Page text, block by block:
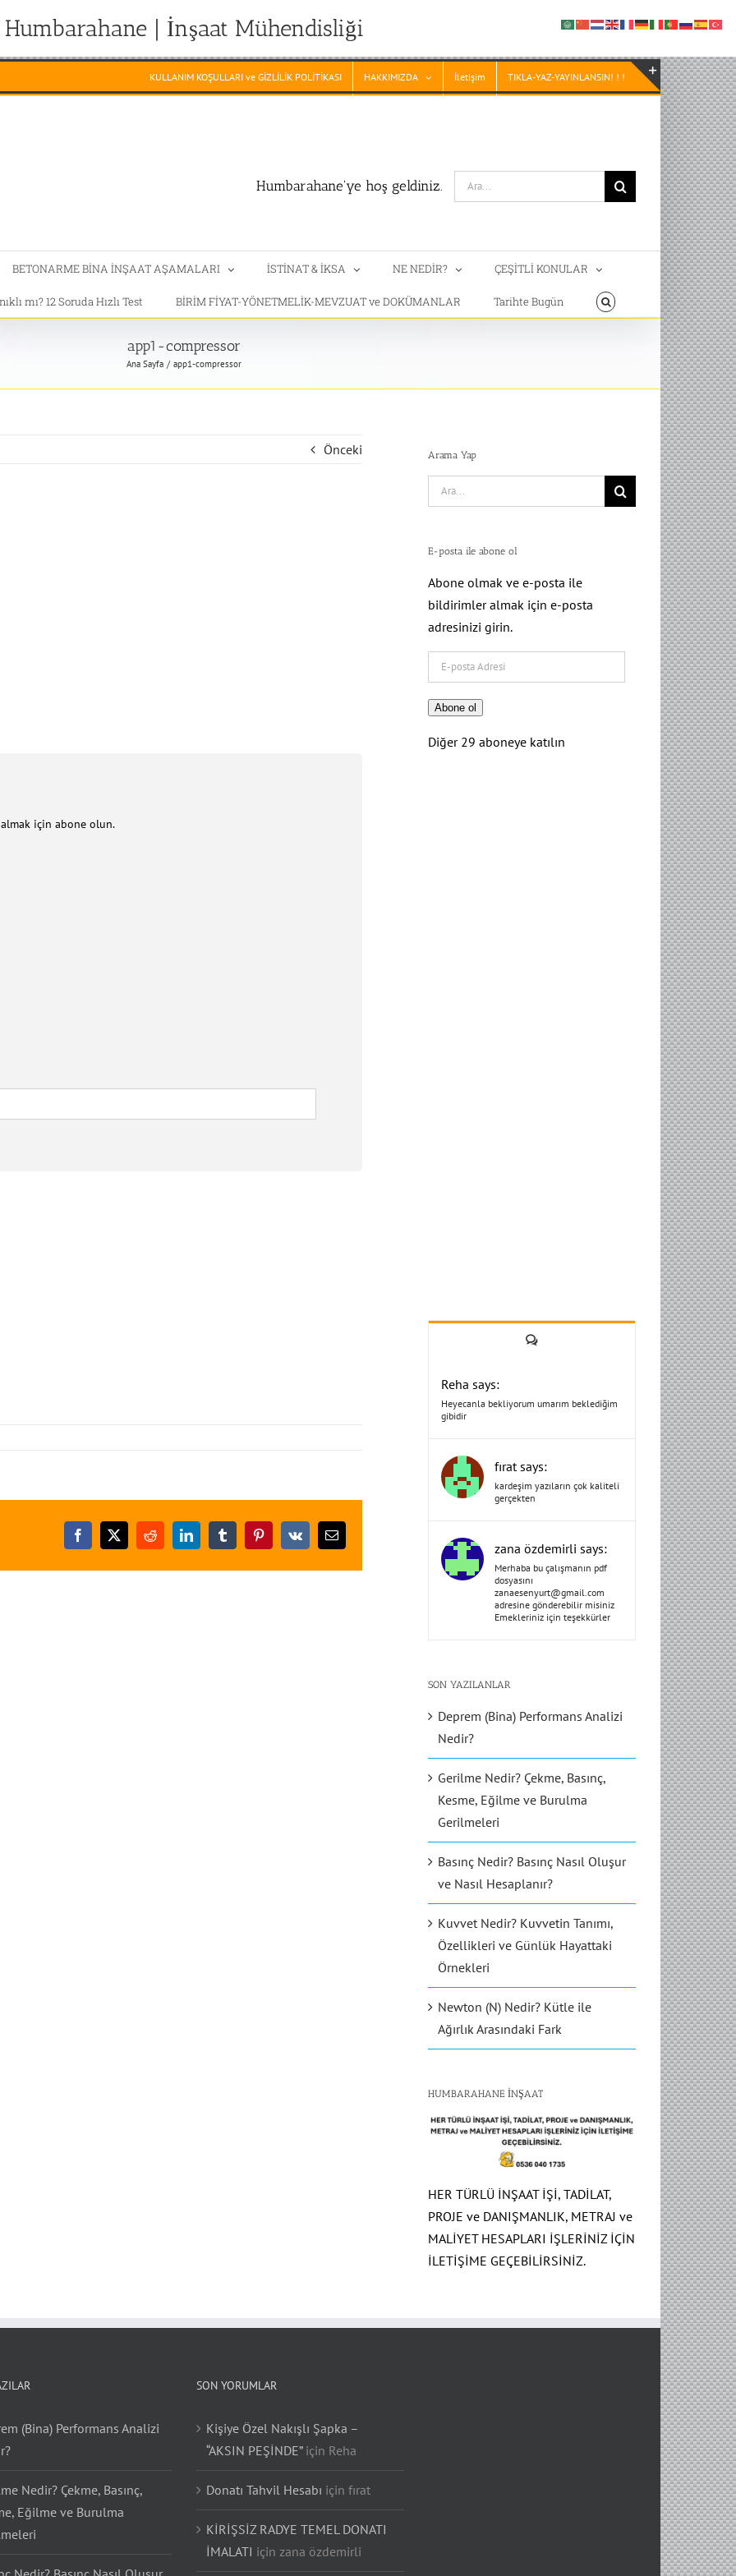
Humbarahane | İnşaat Mühendisliği
KULLANIM KOŞULLARI ve GİZLİLİK POLİTİKASI HAKKIMIZDA İletişim TIKLA-YAZ-YAYINLANSIN! ! !
Humbarahane'ye hoş geldiniz.
Search
for:
BETONARME BİNA İNŞAAT AŞAMALARI İSTİNAT & İKSA NE NEDİR? ÇEŞİTLİ KONULAR
mı? 12 Soruda Hızlı Test BİRİM FİYAT-YÖNETMELİK-MEVZUAT ve DOKÜMANLAR Tarihte Bugün
app1-compressor
Ana Sayfa app1-compressor
Önceki
için abone olun.
Facebook
X RedditLinkedInTumblrPinterest
Vk
E-
posta
Arama Yap
Search
for:
E-posta ile abone ol
Abone olmak ve e-posta ile
bildirimler almak için e-posta
adresinizi girin.
posta
Adresi
Abone ol
Diğer 29 aboneye katılın
Yorum
Reha says:
Heyecanla bekliyorum umarım beklediğim
gibidir
fırat says:
kardeşim yazıların çok kaliteli
gerçekten
zana özdemirli says:
Merhaba bu çalışmanın pdf
dosyasını
zanaesenyurt@gmail.com
adresine gönderebilir misiniz
Emekleriniz için teşekkürler
SON YAZILANLAR
Deprem (Bina) Performans Analizi
Nedir?
Gerilme Nedir? Çekme, Basınç,
Kesme, Eğilme ve Burulma
Gerilmeleri
Basınç Nedir? Basınç Nasıl Oluşur
ve Nasıl Hesaplanır?
Kuvvet Nedir? Kuvvetin Tanımı,
Özellikleri ve Günlük Hayattaki
Örnekleri
Newton (N) Nedir? Kütle ile
Ağırlık Arasındaki Fark
HUMBARAHANE İNŞAAT
HER TÜRLÜ İNŞAAT İŞİ, TADİLAT,
PROJE ve DANIŞMANLIK, METRAJ ve
MALİYET HESAPLARI İŞLERİNİZ İÇİN
İLETİŞİME GEÇEBİLİRSİNİZ.
(Bina) Performans Analizi
Nedir? Çekme, Basınç,
Eğilme ve Burulma
SON YORUMLAR
Kişiye Özel Nakışlı Şapka –
“AKSIN PEŞİNDE”için Reha
Donatı Tahvil Hesabı için fırat
KİRİŞSİZ RADYE TEMEL DONATI
İMALATI için zana özdemirli
Toggle
Sliding
Bar
Area